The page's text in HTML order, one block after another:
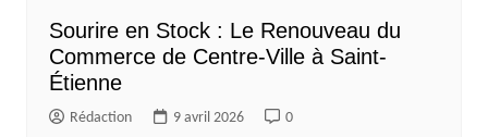
Sourire en Stock : Le Renouveau du
Commerce de Centre-Ville à Saint-
Étienne
Rédaction 9 avril 2026 0